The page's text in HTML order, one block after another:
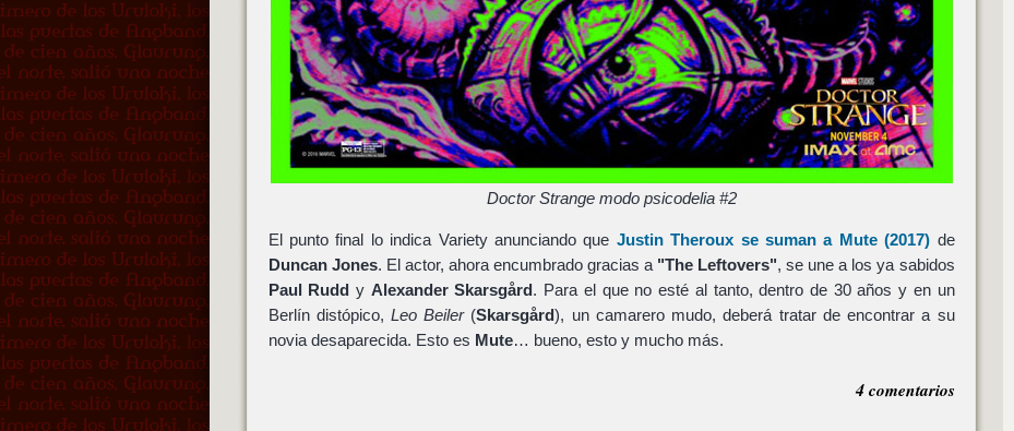
Doctor Strange modo psicodelia #2
El punto final lo indica Variety anunciando que Justin Theroux se suman a Mute(2017) de
Duncan Jones. El actor, ahora encumbrado gracias a "The Leftovers", se une a los ya sabidos
Paul Rudd y Alexander Skarsgård. Para el que no esté al tanto, dentro de 30 años y en un
Berlín distópico, Leo Beiler(Skarsgård), un camarero mudo, deberá tratar de encontrar a su
novia desaparecida. Esto es Mute… bueno, esto y mucho más.
4 comentarios